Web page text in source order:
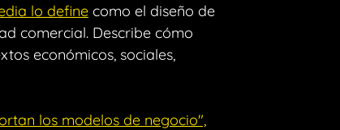
lo define como el diseño de
comercial. Describe cómo
económicos, sociales,
los modelos de negocio",